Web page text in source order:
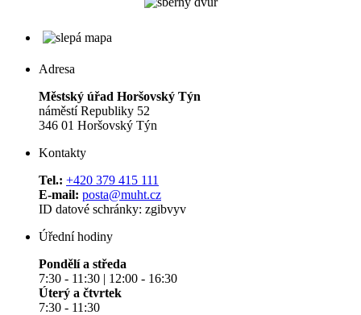
Adresa
Městský úřad Horšovský Týn
náměstí Republiky 52
346 01 Horšovský Týn
Kontakty
Tel.: +420 379 415 111
E-mail: posta@muht.cz
ID datové schránky: zgibvyv
Úřední hodiny
Pondělí a středa
7:30 - 11:30 | 12:00 - 16:30
Úterý a čtvrtek
7:30 - 11:30